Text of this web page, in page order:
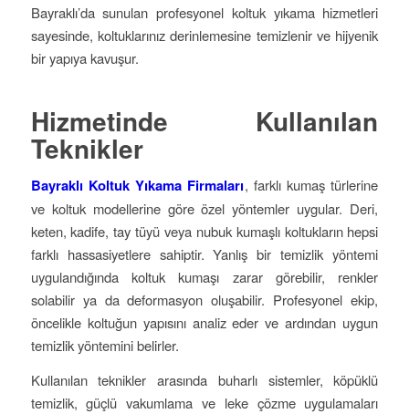
Bayraklı’da sunulan profesyonel koltuk yıkama hizmetleri
sayesinde, koltuklarınız derinlemesine temizlenir ve hijyenik
bir yapıya kavuşur.
Hizmetinde Kullanılan
Teknikler
Bayraklı Koltuk Yıkama Firmaları, farklı kumaş türlerine
ve koltuk modellerine göre özel yöntemler uygular. Deri,
keten, kadife, tay tüyü veya nubuk kumaşlı koltukların hepsi
farklı hassasiyetlere sahiptir. Yanlış bir temizlik yöntemi
uygulandığında koltuk kumaşı zarar görebilir, renkler
solabilir ya da deformasyon oluşabilir. Profesyonel ekip,
öncelikle koltuğun yapısını analiz eder ve ardından uygun
temizlik yöntemini belirler.
Kullanılan teknikler arasında buharlı sistemler, köpüklü
temizlik, güçlü vakumlama ve leke çözme uygulamaları